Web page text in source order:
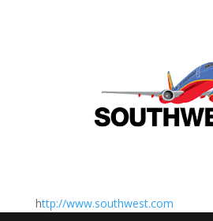
http://www.southwest.com